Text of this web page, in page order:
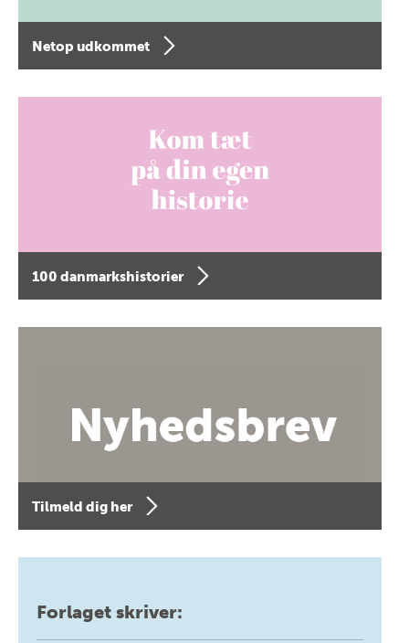
Netop udkommet
100 danmarkshistorier
Tilmeld dig her
Forlaget skriver: